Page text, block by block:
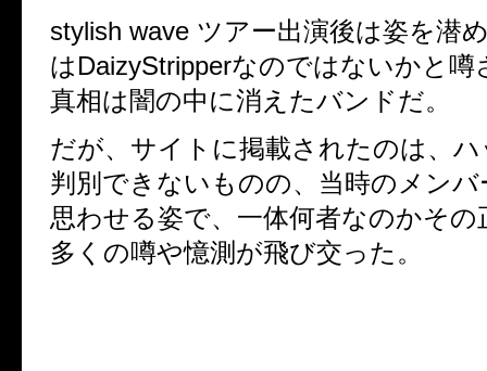
stylish wave ツアー出演後は姿を潜
はDaizyStripperなのではないかと噂
真相は闇の中に消えたバンドだ。
だが、サイトに掲載されたのは、
判別できないものの、当時のメン
思わせる姿で、一体何者なのかその
多くの噂や憶測が飛び交った。